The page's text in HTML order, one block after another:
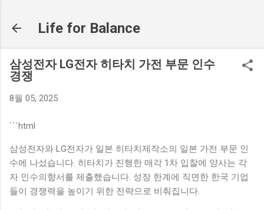
Life for Balance
삼성전자 LG전자 히타치 가전 부문 인수
경쟁
8월 05, 2025
```html
삼성전자와 LG전자가 일본 히타치제작소의 일본 가전 부문 인
수에 나섰습니다. 히타치가 진행한 매각 1차 입찰에 양사는 각
자 인수의향서를 제출했습니다. 성장 한계에 직면한 한국 기업
들이 경쟁력을 높이기 위한 전략으로 비춰집니다.